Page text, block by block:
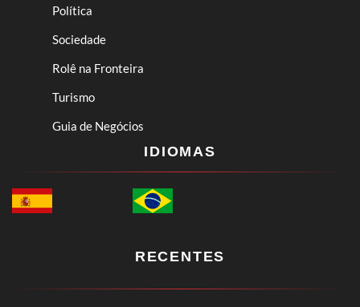
Política
Sociedade
Rolê na Fronteira
Turismo
Guia de Negócios
IDIOMAS
RECENTES